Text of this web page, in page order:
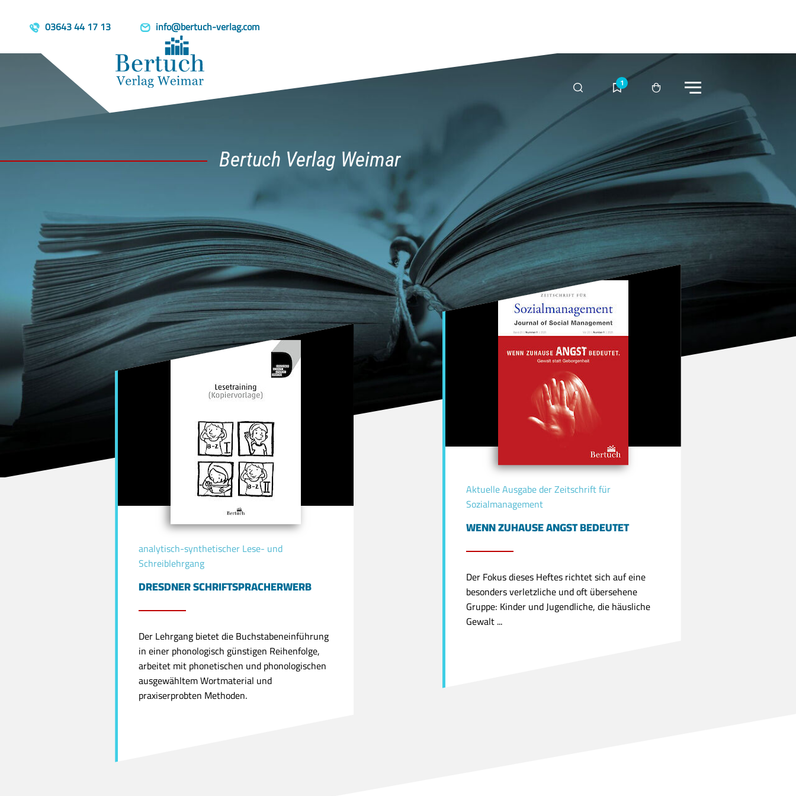
03643 44 17 13 info@bertuch-verlag.com
Merkliste Warenkorb
Bertuch Verlag Weimar
Bertuch Verlag Weimar
analytisch-synthetischer Lese- und
Schreiblehrgang
DRESDNER SCHRIFTSPRACHERWERB
Der Lehrgang bietet die Buchstabeneinführung
in einer phonologisch günstigen Reihenfolge,
arbeitet mit phonetischen und phonologischen
ausgewähltem Wortmaterial und
praxiserprobten Methoden.
Aktuelle Ausgabe der Zeitschrift für
Sozialmanagement
WENN ZUHAUSE ANGST BEDEUTET
Der Fokus dieses Heftes richtet sich auf eine
besonders verletzliche und oft übersehene
Gruppe: Kinder und Jugendliche, die häusliche
Gewalt ...